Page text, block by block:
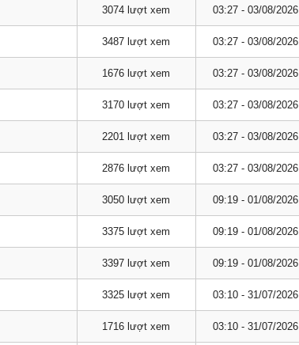
3074 lượt xem 03:27 - 03/08/2026
3487 lượt xem 03:27 - 03/08/2026
1676 lượt xem 03:27 - 03/08/2026
3170 lượt xem 03:27 - 03/08/2026
2201 lượt xem 03:27 - 03/08/2026
2876 lượt xem 03:27 - 03/08/2026
3050 lượt xem 09:19 - 01/08/2026
3375 lượt xem 09:19 - 01/08/2026
3397 lượt xem 09:19 - 01/08/2026
3325 lượt xem 03:10 - 31/07/2026
1716 lượt xem 03:10 - 31/07/2026